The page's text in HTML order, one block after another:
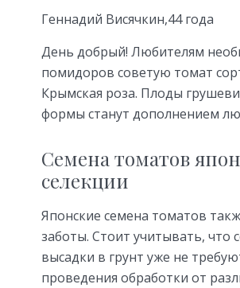
Геннадий Висячкин,44 года
День добрый! Любителям
помидоров советую томат
Крымская роза. Плоды
формы станут дополнением
Семена томатов
селекции
Японские семена томатов
заботы. Стоит учитывать, что
высадки в грунт уже не
проведения обработки от